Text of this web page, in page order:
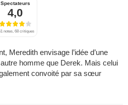
Spectateurs
4,0
notes, 68 critiques
Meredith envisage l’idée d’une
homme que Derek. Mais celui
convoité par sa sœur